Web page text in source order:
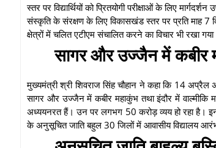
स्तर पर विद्यार्थियों को प्रितयोगी परीक्षाओं के लिए
संस्कृति के संरक्षण के लिए विकासखंड स्तर पर प्रति माह
क्षेत्रों में चलित एटीएम संचालित करने का विचार भी रखा
सागर और उज्जैन में कबीर
मुख्यमंत्री श्री शिवराज सिंह चौहान ने कहा कि 14
सागर और उज्जैन में कबीर महाकुंभ तथा इंदौर में वाल्मीकि
अध्ययनरत हैं। उन पर लगभग 50 करोड़ व्यय हो रहा है। इन
के अनुसूचित जाति बहुल 30 जिलों में आवासीय विद्यालय